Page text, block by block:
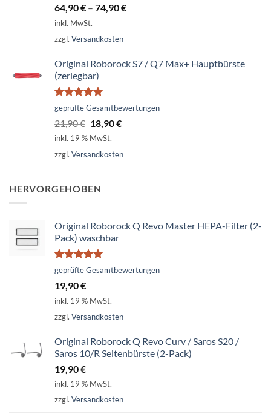
von 5
64,90€ – 74,90€
inkl. MwSt.
zzgl. Versandkosten
Original Roborock S7 / Q7 Max+ Hauptbürste
(zerlegbar)
Bewertet
von 5
geprüfte Gesamtbewertungen
21,90€ Ursprünglicher
Preis
21,90 €
18,90€Aktueller
18,90 €.
inkl. 19 % MwSt.
zzgl. Versandkosten
HERVORGEHOBEN
Original Roborock Q Revo Master HEPA-Filter (2-
Pack) waschbar
Bewertet
von 5
geprüfte Gesamtbewertungen
19,90€
inkl. 19 % MwSt.
zzgl. Versandkosten
Original Roborock Q Revo Curv / Saros S20 /
Saros 10/R Seitenbürste (2-Pack)
19,90€
inkl. 19 % MwSt.
zzgl. Versandkosten